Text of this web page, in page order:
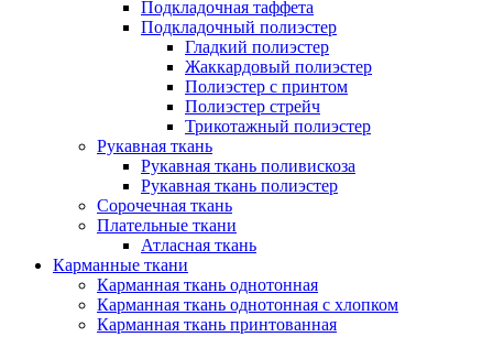
Подкладочная таффета
Подкладочный полиэстер
Гладкий полиэстер
Жаккардовый полиэстер
Полиэстер с принтом
Полиэстер стрейч
Трикотажный полиэстер
Рукавная ткань
Рукавная ткань поливискоза
Рукавная ткань полиэстер
Сорочечная ткань
Плательные ткани
Атласная ткань
Карманные ткани
Карманная ткань однотонная
Карманная ткань однотонная с хлопком
Карманная ткань принтованная